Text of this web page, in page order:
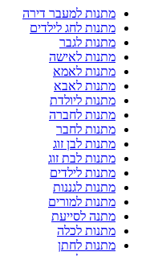
מתנות למעבר דירה
מתנות לחג לילדים
מתנות לגבר
מתנות לאישה
מתנות לאמא
מתנות לאבא
מתנות ליולדת
מתנות לחברה
מתנות לחבר
מתנות לבן זוג
מתנות לבת זוג
מתנות לילדים
מתנות לגננות
מתנות למורים
מתנה לסייעת
מתנות לכלה
מתנות לחתן